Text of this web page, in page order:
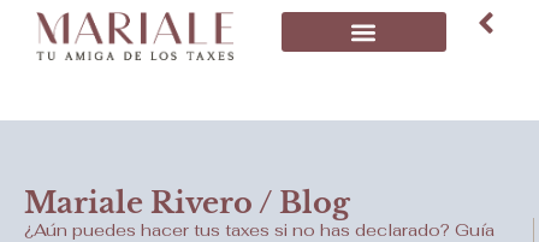
Mariale Rivero / Blog
¿Aún puedes hacer tus taxes si no has declarado? Guía